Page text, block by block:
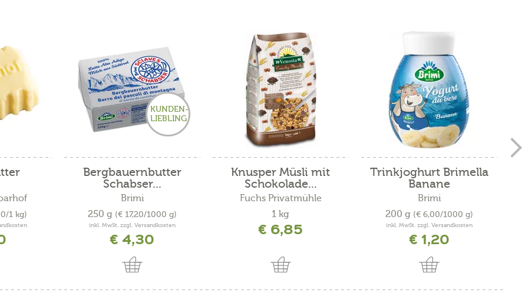
1 kg)
KUNDEN-
LIEBLING
Bergbauernbutter
Schabser...
Brimi
250 g (€ 17,20/1000 g)
inkl. MwSt. zzgl. Versandkosten
€ 4,30
Knusper Müsli mit
Schokolade...
Fuchs Privatmühle
1 kg
€ 6,85
Trinkjoghurt Brimella
Banane
Brimi
200 g (€ 6,00/1000 g)
inkl. MwSt. zzgl. Versandkosten
€ 1,20